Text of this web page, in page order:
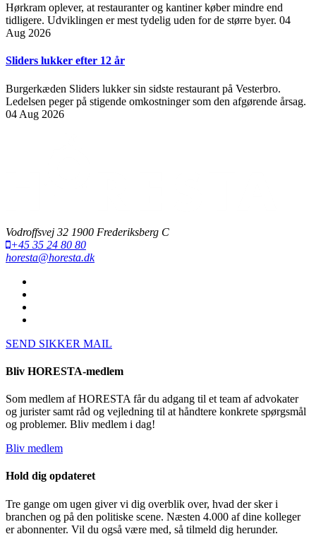
Hørkram oplever, at restauranter og kantiner køber mindre end
tidligere. Udviklingen er mest tydelig uden for de større byer. 04
Aug 2026
Sliders lukker efter 12 år
Burgerkæden Sliders lukker sin sidste restaurant på Vesterbro.
Ledelsen peger på stigende omkostninger som den afgørende årsag.
04 Aug 2026
Vodroffsvej 32 1900 Frederiksberg C
+45 35 24 80 80
horesta@horesta.dk
SEND SIKKER MAIL
Bliv HORESTA-medlem
Som medlem af HORESTA får du adgang til et team af advokater
og jurister samt råd og vejledning til at håndtere konkrete spørgsmål
og problemer. Bliv medlem i dag!
Bliv medlem
Hold dig opdateret
Tre gange om ugen giver vi dig overblik over, hvad der sker i
branchen og på den politiske scene. Næsten 4.000 af dine kolleger
er abonnenter. Vil du også være med, så tilmeld dig herunder.